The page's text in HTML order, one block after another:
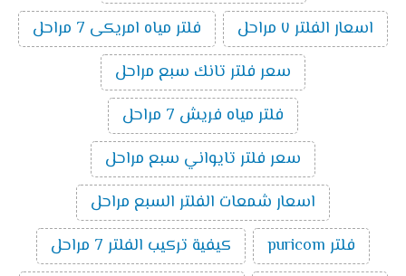
اسعار الفلتر ٧ مراحل
فلتر مياه امريكى 7 مراحل
سعر فلتر تانك سبع مراحل
فلتر مياه فريش 7 مراحل
سعر فلتر تايواني سبع مراحل
اسعار شمعات الفلتر السبع مراحل
فلتر puricom
كيفية تركيب الفلتر 7 مراحل